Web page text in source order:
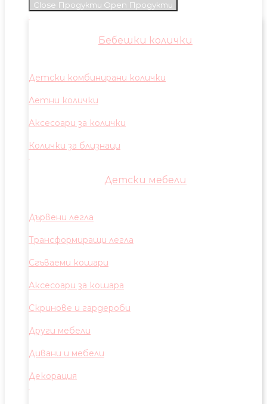
Close Продукти Open Продукти
Бебешки колички
Детски комбинирани колички
Летни колички
Аксесоари за колички
Колички за близнаци
Детски мебели
Дървени легла
Трансформиращи легла
Сгъваеми кошари
Аксесоари за кошара
Скринове и гардероби
Други мебели
Дивани и мебели
Декорация